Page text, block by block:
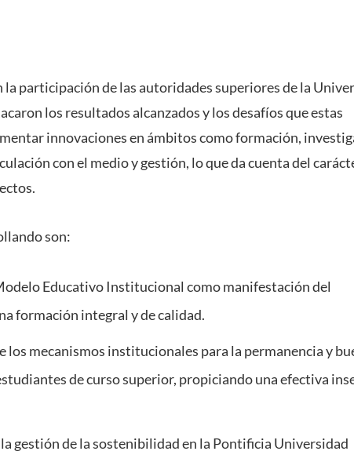
la participación de las autoridades superiores de la
los resultados alcanzados y los desafíos que estas
innovaciones en ámbitos como formación,
con el medio y gestión, lo que da cuenta del
son:
Educativo Institucional como manifestación del
formación integral y de calidad.
los mecanismos institucionales para la permanencia y
de curso superior, propiciando una efectiva
gestión de la sostenibilidad en la Pontificia Universidad